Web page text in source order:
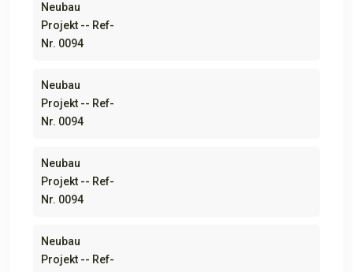
Neubau
Projekt -- Ref-
Nr. 0094
Neubau
Projekt -- Ref-
Nr. 0094
Neubau
Projekt -- Ref-
Nr. 0094
Neubau
Projekt -- Ref-